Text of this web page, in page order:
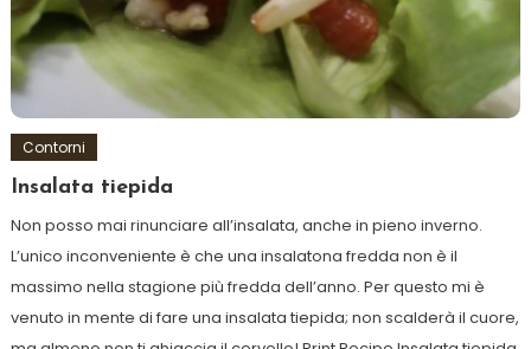
Contorni
Insalata tiepida
Non posso mai rinunciare all’insalata, anche in pieno inverno.
L’unico inconveniente è che una insalatona fredda non è il
massimo nella stagione più fredda dell’anno. Per questo mi è
venuto in mente di fare una insalata tiepida; non scalderà il cuore,